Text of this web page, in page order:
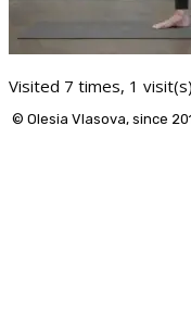
Visited 7 times, 1
© Olesia Vlasova, since